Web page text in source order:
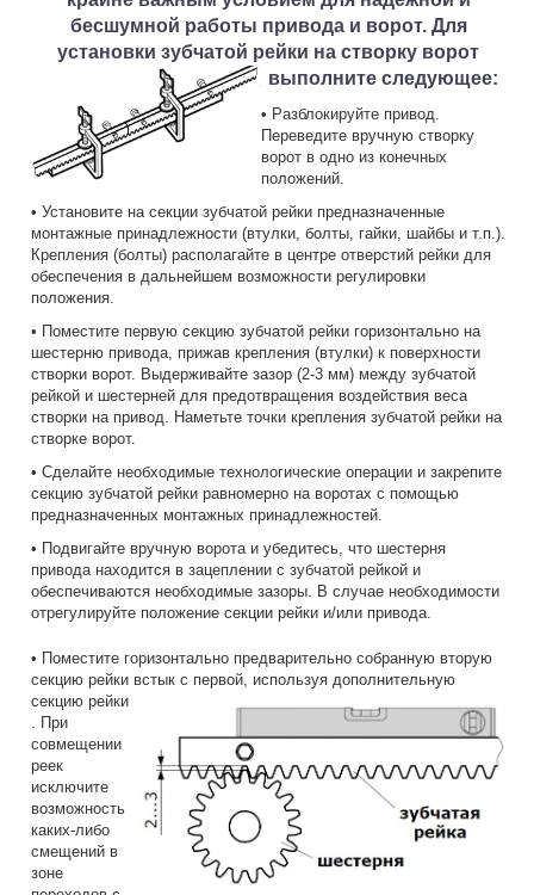
бесшумной работы привода и ворот. Для
установки зубчатой рейки на створку ворот
выполните следующее:
• Разблокируйте привод.
Переведите вручную створку
ворот в одно из конечных
положений.
• Установите на секции зубчатой рейки предназначенные
монтажные принадлежности (втулки, болты, гайки, шайбы и т.п.).
Крепления (болты) располагайте в центре отверстий рейки для
обеспечения в дальнейшем возможности регулировки
положения.
• Поместите первую секцию зубчатой рейки горизонтально на
шестерню привода, прижав крепления (втулки) к поверхности
створки ворот. Выдерживайте зазор (2-3 мм) между зубчатой
рейкой и шестерней для предотвращения воздействия веса
створки на привод. Наметьте точки крепления зубчатой рейки на
створке ворот.
• Сделайте необходимые технологические операции и закрепите
секцию зубчатой рейки равномерно на воротах с помощью
предназначенных монтажных принадлежностей.
• Подвигайте вручную ворота и убедитесь, что шестерня
привода находится в зацеплении с зубчатой рейкой и
обеспечиваются необходимые зазоры. В случае необходимости
отрегулируйте положение секции рейки и/или привода.
• Поместите горизонтально предварительно собранную вторую
секцию рейки встык с первой, используя дополнительную
секцию рейки
. При
совмещении
реек
исключите
возможность
каких-либо
смещений в
зоне